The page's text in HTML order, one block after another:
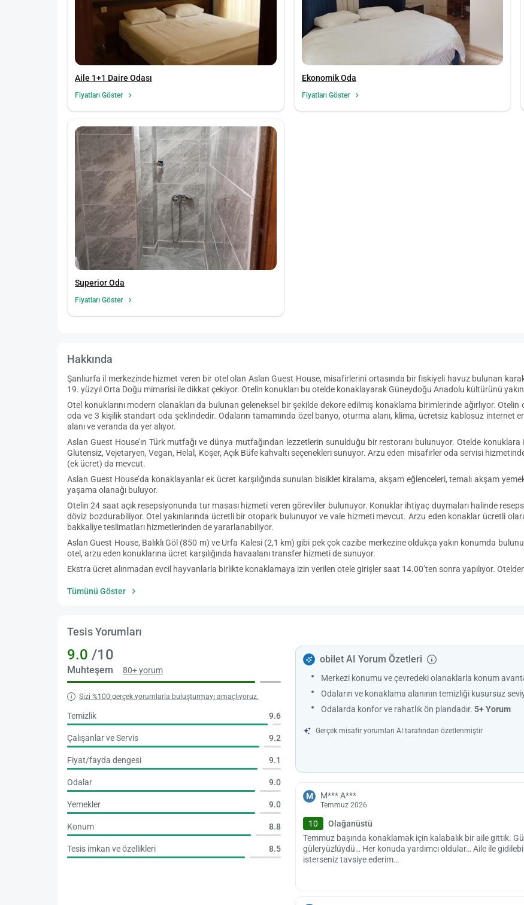
Aile 1+1 Daire Odası
Fiyatları Göster
Ekonomik Oda
Fiyatları Göster
Superior Oda
Fiyatları Göster
Hakkında
Şanlıurfa il merkezinde hizmet veren bir otel olan Aslan Guest House, misafirlerini ortasında bir fıskiyeli havuz bulunan
19. yüzyıl Orta Doğu mimarisi ile dikkat çekiyor. Otelin konukları bu otelde konaklayarak Güneydoğu Anadolu kültürünü
Otel konuklarını modern olanakları da bulunan geleneksel bir şekilde dekore edilmiş konaklama birimlerinde ağırlıyor.
oda ve 3 kişilik standart oda şeklindedir. Odaların tamamında özel banyo, oturma alanı, klima, ücretsiz kablosuz internet
alanı ve veranda da yer alıyor.
Aslan Guest House’ın Türk mutfağı ve dünya mutfağından lezzetlerin sunulduğu bir restoranı bulunuyor. Otelde
Glutensiz, Vejetaryen, Vegan, Helal, Koşer, Açık Büfe kahvaltı seçenekleri sunuyor. Arzu eden misafirler oda servisi
(ek ücret) da mevcut.
Aslan Guest House’da konaklayanlar ek ücret karşılığında sunulan bisiklet kiralama, akşam eğlenceleri, temalı akşam
yaşama olanağı buluyor.
Otelin 24 saat açık resepsiyonunda tur masası hizmeti veren görevliler bulunuyor. Konuklar ihtiyaç duymaları halinde
döviz bozdurabiliyor. Otel yakınlarında ücretli bir otopark bulunuyor ve vale hizmeti mevcut. Arzu eden konaklar ücretli
bakkaliye teslimatları hizmetlerinden de yararlanabiliyor.
Aslan Guest House, Balıklı Göl (850 m) ve Urfa Kalesi (2,1 km) gibi pek çok cazibe merkezine oldukça yakın konumda
otel, arzu eden konuklarına ücret karşılığında havaalanı transfer hizmeti de sunuyor.
Ekstra ücret alınmadan evcil hayvanlarla birlikte konaklamaya izin verilen otele girişler saat 14.00’ten sonra yapılıyor.
Tümünü Göster
Tesis Yorumları
9.0 /10
Muhteşem 80+ yorum
Sizi %100 gerçek yorumlarla buluşturmayı amaçlıyoruz.
Temizlik 9.6
Çalışanlar ve Servis 9.2
Fiyat/fayda dengesi 9.1
Odalar 9.0
Yemekler 9.0
Konum 8.8
Tesis imkan ve özellikleri 8.5
obilet AI Yorum Özetleri
Merkezi konumu ve çevredeki olanaklarla konum
Odaların ve konaklama alanının temizliği kusursuz
Odalarda konfor ve rahatlık ön plandadır.5+ Yorum
Gerçek misafir yorumları AI tarafından özetlenmiştir
M M*** A***
Temmuz 2026
10
Olağanüstü
Temmuz başında konaklamak için kalabalık bir aile gittik.
güleryüzlüydü… Her konuda yardımcı oldular… Aile ile
isterseniz tavsiye ederim…